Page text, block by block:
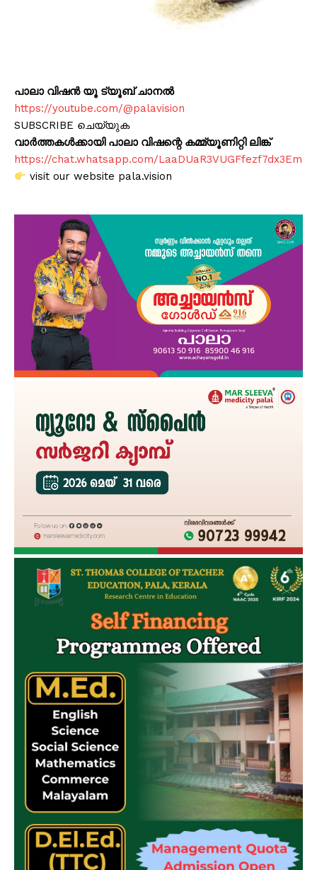
പാലാ വിഷൻ യൂ ട്യൂബ് ചാനൽ
https://youtube.com/@palavision
SUBSCRIBE ചെയ്യുക
വാർത്തകൾക്കായി പാലാ വിഷന്റെ കമ്മ്യൂണിറ്റി ലിങ്ക്
https://chat.whatsapp.com/LaaDUaR3VUGFfezf7dx3Em
visit our website pala.vision